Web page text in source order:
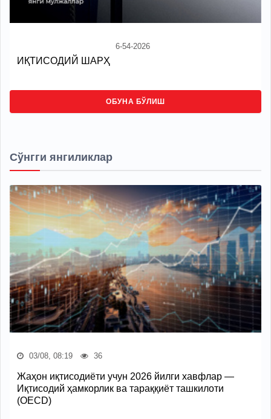
6-54-2026
ИҚТИСОДИЙ ШАРҲ
ОБУНА БЎЛИШ
Сўнгги янгиликлар
03/08, 08:19 36
Жаҳон иқтисодиёти учун 2026 йилги хавфлар —
Иқтисодий ҳамкорлик ва тараққиёт ташкилоти
(OECD)